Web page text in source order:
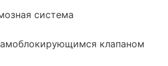
система
клапаном